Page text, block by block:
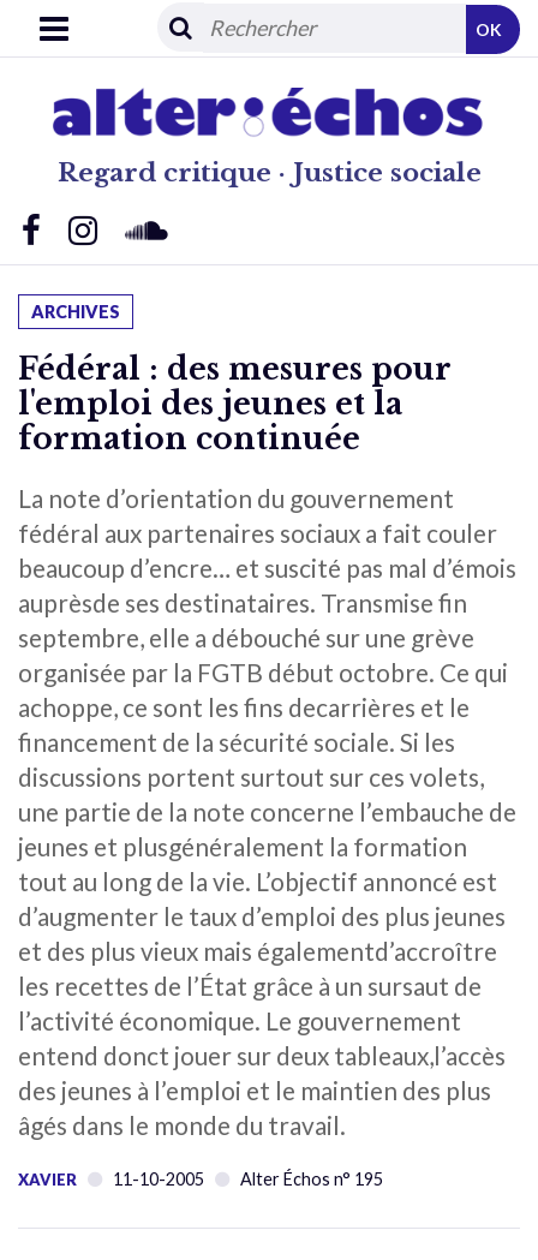
Regard critique · Justice sociale
OK
ARCHIVES
Fédéral : des mesures pour
l'emploi des jeunes et la
formation continuée
La note d’orientation du gouvernement
fédéral aux partenaires sociaux a fait couler
beaucoup d’encre… et suscité pas mal d’émois
auprèsde ses destinataires. Transmise fin
septembre, elle a débouché sur une grève
organisée par la FGTB début octobre. Ce qui
achoppe, ce sont les fins decarrières et le
financement de la sécurité sociale. Si les
discussions portent surtout sur ces volets,
une partie de la note concerne l’embauche de
jeunes et plusgénéralement la formation
tout au long de la vie. L’objectif annoncé est
d’augmenter le taux d’emploi des plus jeunes
et des plus vieux mais égalementd’accroître
les recettes de l’État grâce à un sursaut de
l’activité économique. Le gouvernement
entend donct jouer sur deux tableaux,l’accès
des jeunes à l’emploi et le maintien des plus
âgés dans le monde du travail.
XAVIER 11-10-2005 Alter Échos n° 195